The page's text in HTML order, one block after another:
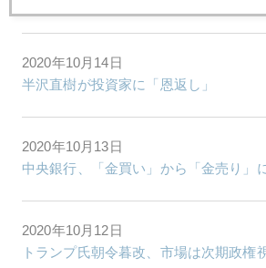
2020年10月14日
半沢直樹が投資家に「恩返し」
2020年10月13日
中央銀行、「金買い」から「金売り」
2020年10月12日
トランプ氏朝令暮改、市場は次期政権